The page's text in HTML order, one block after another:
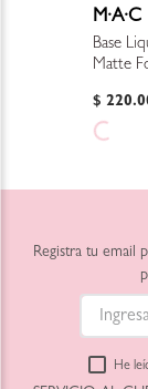
M·A·C
Base
Matte
$ 220.
Registra tu email
He